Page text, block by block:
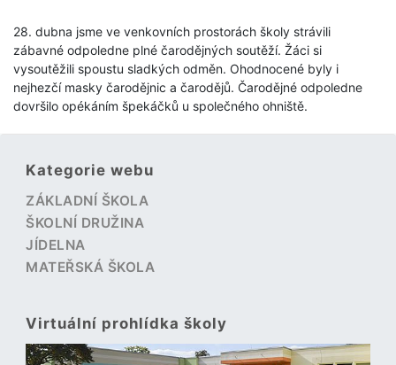
28. dubna jsme ve venkovních prostorách školy strávili
zábavné odpoledne plné čarodějných soutěží. Žáci si
vysoutěžili spoustu sladkých odměn. Ohodnocené byly i
nejhezčí masky čarodějnic a čarodějů. Čarodějné odpoledne
dovršilo opékáním špekáčků u společného ohniště.
Kategorie webu
ZÁKLADNÍ ŠKOLA
ŠKOLNÍ DRUŽINA
JÍDELNA
MATEŘSKÁ ŠKOLA
Virtuální prohlídka školy